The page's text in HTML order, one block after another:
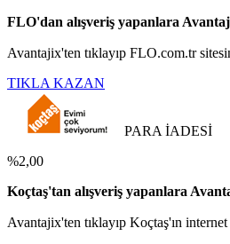
FLO'dan alışveriş yapanlara
Avantajix'ten tıklayıp FLO.com.tr
TIKLA KAZAN
PARA İADESİ
%2,00
Koçtaş'tan alışveriş yapanlara
Avantajix'ten tıklayıp Koçtaş'ın